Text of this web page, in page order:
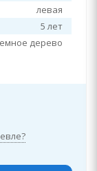
левая
5 лет
дерево